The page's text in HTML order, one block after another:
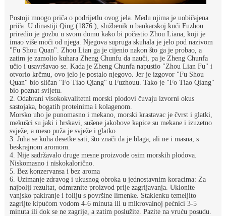
Postoji mnogo priča o podrijetlu ovog jela. Među njima je uobičajena
priča: U dinastiji Qing (1876.), službenik u bankarskoj kući Fuzhou
priredio je gozbu u svom domu kako bi počastio Zhou Liana, koji je
imao više moći od njega. Njegova supruga skuhala je jelo pod nazivom
"Fu Shou Quan". Zhou Lian ga je cijenio nakon što ga je probao, a
zatim je zamolio kuhara Zheng Chunfu da nauči, pa je Zheng Chunfa
učio i usavršavao se. Kada je Zheng Chunfa napustio "Zhou Lian Fu" i
otvorio krčmu, ovo jelo je postalo njegovo. Jer je izgovor "Fu Shou
Quan" bio sličan "Fo Tiao Qiang" u Fuzhouu. Tako je "Fo Tiao Qiang"
bio poznat svijetu.
2. Odabrani visokokvalitetni morski plodovi čuvaju izvorni okus
sastojaka, bogatih proteinima i kolagenom.
Morsko uho je punomasno i mekano, morski krastavac je čvrst i glatki,
mekušci su jaki i hrskavi, sušene jakobove kapice su mekane i izuzetno
svježe, a meso puža je svježe i glatko.
3. Juha se kuha desetke sati, što znači da je blaga, ali ne i masna, s
beskrajnom aromom.
4. Nije sadržavalo druge mesne proizvode osim morskih plodova.
Niskomasno i niskokalorično.
5. Bez konzervansa i bez aroma
6. Uzimanje zdravog i ukusnog obroka u jednostavnim koracima: Za
najbolji rezultat, odmrznite proizvod prije zagrijavanja. Uklonite
vanjsko pakiranje i foliju s površine limenke. Staklenku temeljito
zagrijte kipućom vodom 4-6 minuta ili u mikrovalnoj pećnici 3-5
minuta ili dok se ne zagrije, a zatim poslužite. Pazite na vruću posudu.